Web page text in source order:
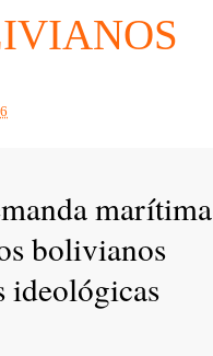
marítima
bolivianos
ideológicas